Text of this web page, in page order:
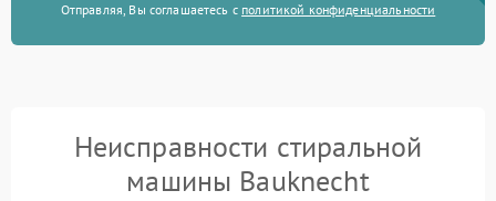
Отправляя, Вы соглашаетесь с политикой конфиденциальности
Неисправности стиральной
машины Bauknecht